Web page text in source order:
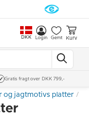
DKK Login Gemt Kurv
Gratis fragt over DKK 799,-
og jagtmotivs platter